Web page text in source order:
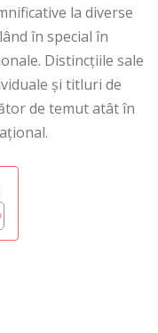
la diverse
în special în
Distincțiile sale
și titluri de
de temut atât în